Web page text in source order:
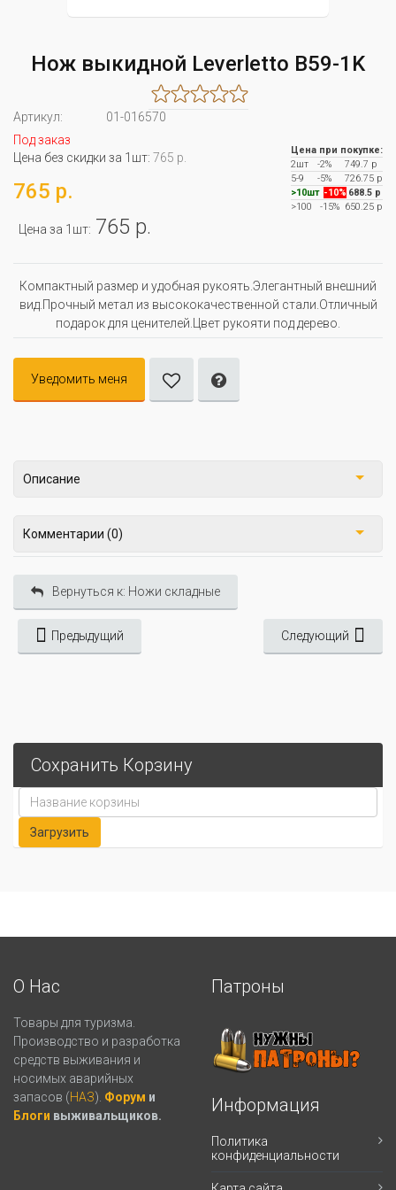
Нож выкидной Leverletto B59-1K
Артикул:
01-016570
Под заказ
Цена без скидки за 1шт: 765 р.
765 р.
Цена за 1шт: 765 р.
Цена при покупке:
2шт
-2%
749.7 р
5-9
-5%
726.75 р
>10шт -10% 688.5 р
>100
-15% 650.25 р
Компактный размер и удобная рукоять.Элегантный внешний
вид.Прочный метал из высококачественной стали.Отличный
подарок для ценителей.Цвет рукояти под дерево.
Уведомить меня
Описание
Комментарии (0)
Вернуться к: Ножи складные
Предыдущий Следующий
Сохранить Корзину
О Нас
Товары для туризма.
Производство и разработка
средств выживания и
носимых аварийных
запасов (НАЗ). Форум и
Блоги выживальщиков.
Патроны
Информация
Политика
конфиденциальности